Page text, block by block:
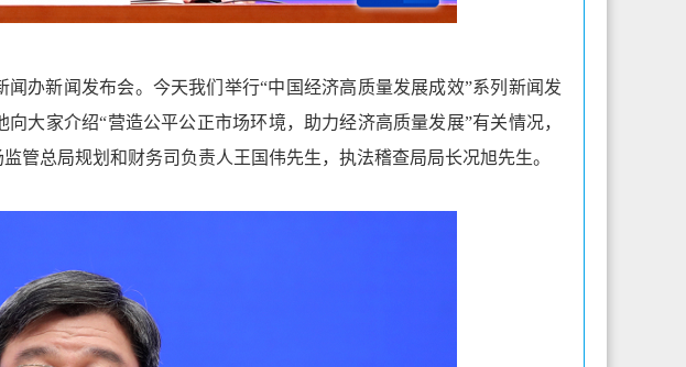
办新闻发布会。今天我们举行“中国经济高质量发展成效”系列新闻发
大家介绍“营造公平公正市场环境，助力经济高质量发展”有关情况，
管总局规划和财务司负责人王国伟先生，执法稽查局局长况旭先生。